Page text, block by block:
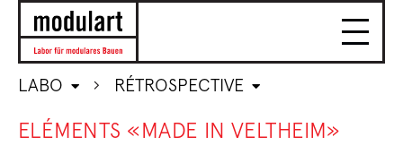
LABO RÉTROSPECTIVE
ELÉMENTS «MADE IN VELTHEIM»